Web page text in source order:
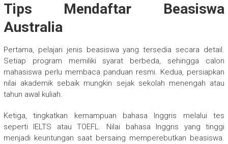
Tips Mendaftar Beasiswa
Australia
Pertama, pelajari jenis beasiswa yang tersedia secara detail.
Setiap program memiliki syarat berbeda, sehingga calon
mahasiswa perlu membaca panduan resmi. Kedua, persiapkan
nilai akademik sebaik mungkin sejak sekolah menengah atau
tahun awal kuliah.
Ketiga, tingkatkan kemampuan bahasa Inggris melalui tes
seperti IELTS atau TOEFL. Nilai bahasa Inggris yang tinggi
menjadi keuntungan saat bersaing memperebutkan beasiswa.